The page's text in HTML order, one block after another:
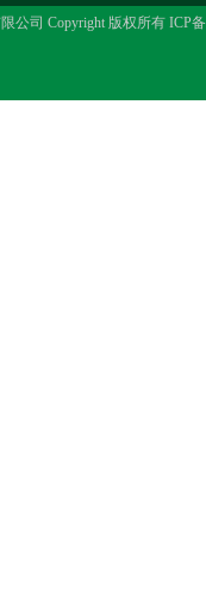
公司 Copyright 版权所有 ICP